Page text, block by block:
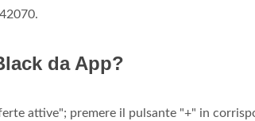
da App?
attive"; premere il pulsante "+" in